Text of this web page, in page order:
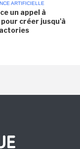
ARTIFICIELLE
un appel à
créer jusqu'à